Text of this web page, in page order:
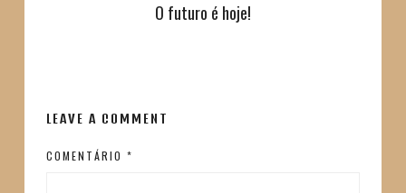
O futuro é hoje!
LEAVE A COMMENT
COMENTÁRIO *